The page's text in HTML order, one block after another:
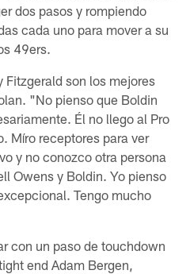
dos pasos y rompiendo
cada uno para mover a su
49ers.
Fitzgerald son los mejores
"No pienso que Boldin
Él no llego al Pro
Míro receptores para ver
y no conozco otra persona
Owens y Boldin. Yo pienso
Tengo mucho
con un paso de touchdown
end Adam Bergen,